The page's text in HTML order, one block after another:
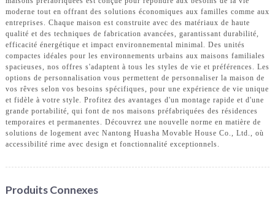
moderne tout en offrant des solutions économiques aux familles comme aux
entreprises. Chaque maison est construite avec des matériaux de haute
qualité et des techniques de fabrication avancées, garantissant durabilité,
efficacité énergétique et impact environnemental minimal. Des unités
compactes idéales pour les environnements urbains aux maisons familiales
spacieuses, nos offres s'adaptent à tous les styles de vie et préférences. Les
options de personnalisation vous permettent de personnaliser la maison de
vos rêves selon vos besoins spécifiques, pour une expérience de vie unique
et fidèle à votre style. Profitez des avantages d'un montage rapide et d'une
grande portabilité, qui font de nos maisons préfabriquées des résidences
temporaires et permanentes. Découvrez une nouvelle norme en matière de
solutions de logement avec Nantong Huasha Movable House Co., Ltd., où
accessibilité rime avec design et fonctionnalité exceptionnels.
Produits Connexes